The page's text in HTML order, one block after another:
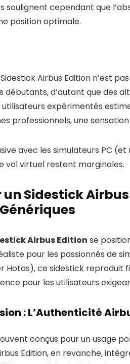
soulignent cependant que
position optimale.
Airbus Edition n’est
débutants, d’autant que des
expérimentés
professionnels, une
avec les simulateurs PC
vol virtuel restent marginales.
un Sidestick
Airbus Edition se
pour les passionnés de
Hotas), ce sidestick reproduit
pour les utilisateurs
: L’Authenticité
conçus pour un usage
Edition, en revanche,